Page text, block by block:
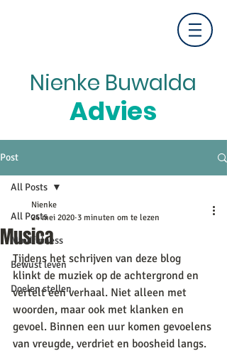
Nienke Buwalda
Advies
Post
All Posts
Mindfulness
Bewust leven
Doelen stellen
All Posts
Musica
Nienke
24 mei 2020 3 minuten om te lezen
Tijdens het schrijven van deze blog
klinkt de muziek op de achtergrond en
vertelt een verhaal. Niet alleen met
woorden, maar ook met klanken en
gevoel. Binnen een uur komen gevoelens
van vreugde, verdriet en boosheid langs.